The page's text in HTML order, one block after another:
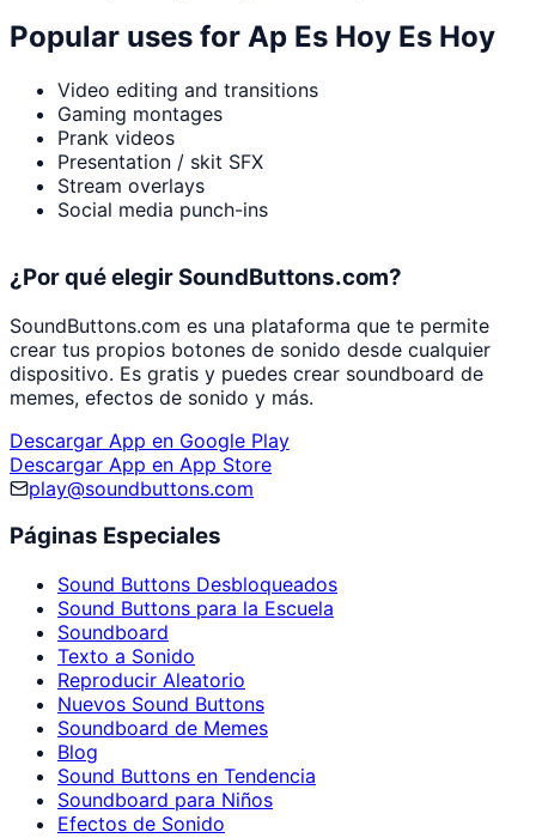
Popular uses for Ap Es Hoy Es Hoy
Video editing and transitions
Gaming montages
Prank videos
Presentation / skit SFX
Stream overlays
Social media punch-ins
¿Por qué elegir SoundButtons.com?
SoundButtons.com es una plataforma que te permite
crear tus propios botones de sonido desde cualquier
dispositivo. Es gratis y puedes crear soundboard de
memes, efectos de sonido y más.
Descargar App en Google Play
Descargar App en App Store
play@soundbuttons.com
Páginas Especiales
Sound Buttons Desbloqueados
Sound Buttons para la Escuela
Soundboard
Texto a Sonido
Reproducir Aleatorio
Nuevos Sound Buttons
Soundboard de Memes
Blog
Sound Buttons en Tendencia
Soundboard para Niños
Efectos de Sonido